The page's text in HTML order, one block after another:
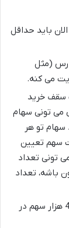
باید حداقل
(مثل
سقف خرید
می تونی سهام
تو هر
سهم تعیین
تونی تعداد
باشه، تعداد
سهم های 1 تا 500 تومن: حداکثر 400 هزار سهم در